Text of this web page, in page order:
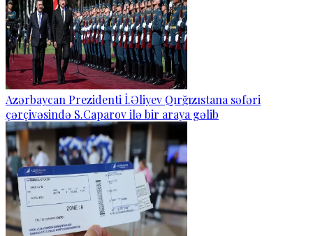
Azərbaycan Prezidenti İ.Əliyev Qırğızıstana səfəri
çərçivəsində S.Caparov ilə bir araya gəlib